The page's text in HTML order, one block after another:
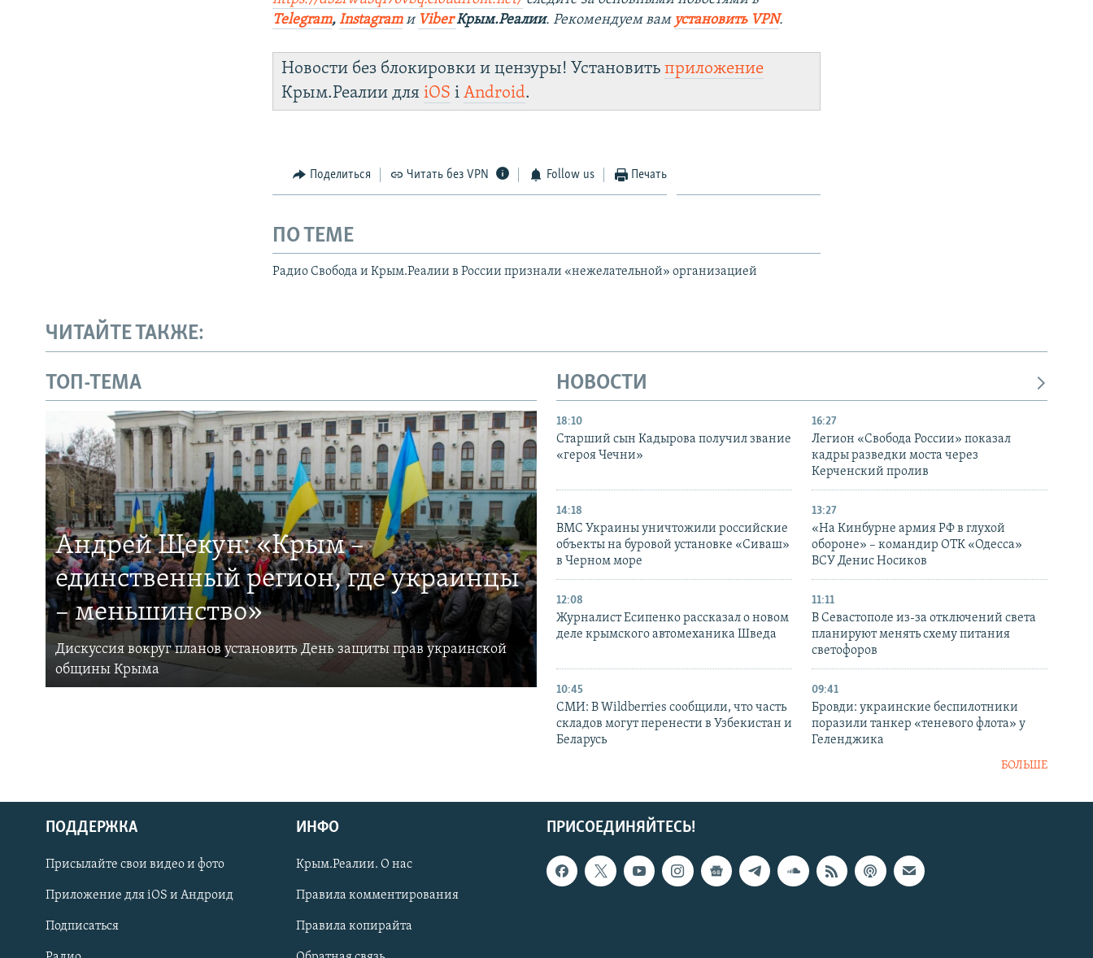
Українською
Qırımtatar
ПРИСОЕДИНЯЙТЕСЬ!
Telegram,Instagramи Viber Крым.Реалии. Рекомендуем вам установить VPN.
Новости без блокировки и цензуры! Установитьприложение
Крым.Реалии дляiOS іAndroid.
Поделиться Читать без VPN Follow us Печать
ПО ТЕМЕ
Радио Свобода и Крым.Реалии в России признали «нежелательной» организацией
ЧИТАЙТЕ ТАКЖЕ:
ТОП-ТЕМА
Андрей Щекун: «Крым –
единственный регион, где украинцы
– меньшинство»
Дискуссия вокруг планов установить День защиты прав украинской
общины Крыма
НОВОСТИ
18:10
Старший сын Кадырова получил звание
«героя Чечни»
16:27
Легион «Свобода России» показал
кадры разведки моста через
Керченский пролив
14:18
ВМС Украины уничтожили российские
объекты на буровой установке «Сиваш»
в Черном море
13:27
«На Кинбурне армия РФ в глухой
обороне» – командир ОТК «Одесса»
ВСУ Денис Носиков
12:08
Журналист Есипенко рассказал о новом
деле крымского автомеханика Шведа
11:11
В Севастополе из-за отключений света
планируют менять схему питания
светофоров
10:45
СМИ: В Wildberries сообщили, что часть
складов могут перенести в Узбекистан и
Беларусь
09:41
Бровди: украинские беспилотники
поразили танкер «теневого флота» у
Геленджика
БОЛЬШЕ
ПРИСОЕДИНЯЙТЕСЬ!
ПОДДЕРЖКА
Присылайте свои видео и фото
Приложение для iOS и Андроид
Подписаться
ИНФО
Крым.Реалии. О нас
Правила комментирования
Правила копирайта